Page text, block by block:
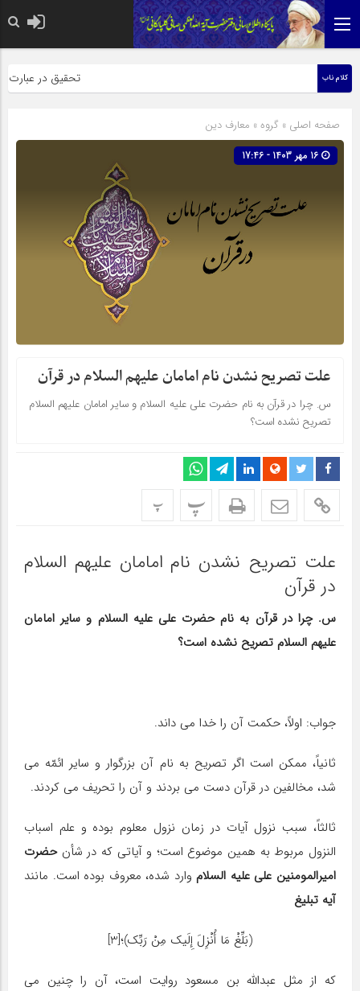
کلام ناب تحقیق در عبارت
صفحه اصلی » گروه » معارف دین
علت تصریح نشدن نام امامان علیهم السلام در قرآن
س. چرا در قرآن به نام حضرت على علیه السلام و سایر امامان علیهم السلام
تصریح نشده است؟
پ پ
علت تصریح نشدن نام امامان علیهم السلام
در قرآن
س. چرا در قرآن به نام حضرت على علیه السلام و سایر امامان
علیهم السلام تصریح نشده است؟
جواب: اولاً، حکمت آن را خدا مى داند.
ثانیاً، ممکن است اگر تصریح به نام آن بزرگوار و سایر ائمّه مى
شد، مخالفین در قرآن دست مى بردند و آن را تحریف مى کردند.
ثالثاً، سبب نزول آیات در زمان نزول معلوم بوده و علم اسباب
النزول مربوط به همین موضوع است؛ و آیاتى که در شأنحضرت
امیرالمومنین على علیه السلاموارد شده، معروف بوده است. مانند
آیه تبلیغ
(بَلِّغْ مَا أُنْزِلَ إِلَیک مِنْ رَبِّک)؛[3]
که از مثل عبدالله بن مسعود روایت است، آن را چنین مى